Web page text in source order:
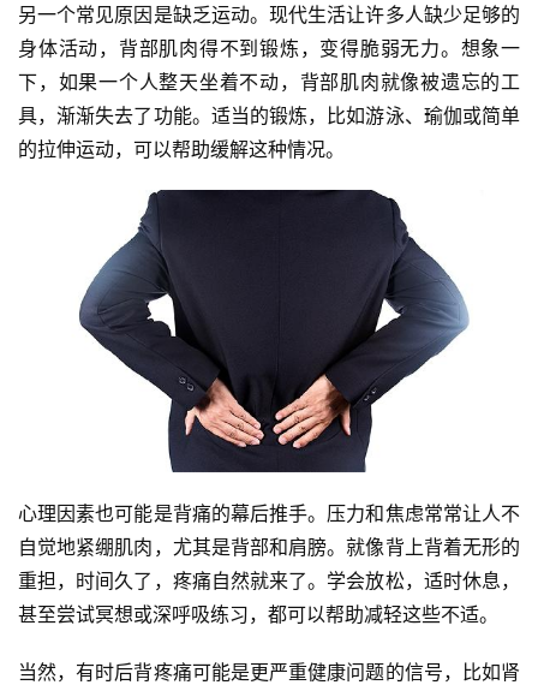
另一个常见原因是缺乏运动。现代生活让许多人缺少足够的
身体活动，背部肌肉得不到锻炼，变得脆弱无力。想象一
下，如果一个人整天坐着不动，背部肌肉就像被遗忘的工
具，渐渐失去了功能。适当的锻炼，比如游泳、瑜伽或简单
的拉伸运动，可以帮助缓解这种情况。
心理因素也可能是背痛的幕后推手。压力和焦虑常常让人不
自觉地紧绷肌肉，尤其是背部和肩膀。就像背上背着无形的
重担，时间久了，疼痛自然就来了。学会放松，适时休息，
甚至尝试冥想或深呼吸练习，都可以帮助减轻这些不适。
当然，有时后背疼痛可能是更严重健康问题的信号，比如肾